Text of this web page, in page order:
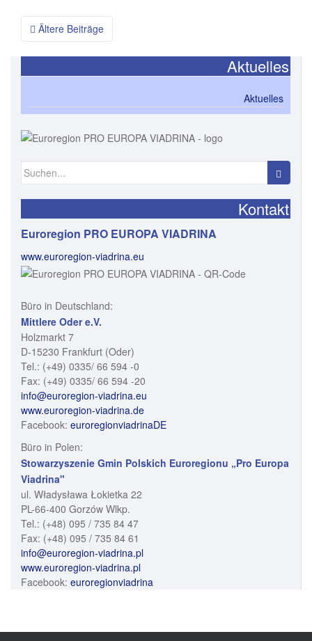
Beitragsnavigation
Ältere Beiträge
Aktuelles
Aktuelles
Suchen nach:
Kontakt
Euroregion PRO EUROPA VIADRINA
www.euroregion-viadrina.eu
Büro in Deutschland:
Mittlere Oder e.V.
Holzmarkt 7
D-15230 Frankfurt (Oder)
Tel.: (+49) 0335/ 66 594 -0
Fax: (+49) 0335/ 66 594 -20
info@euroregion-viadrina.eu
www.euroregion-viadrina.de
Facebook: euroregionviadrinaDE
Büro in Polen:
Stowarzyszenie Gmin Polskich Euroregionu „Pro Europa
Viadrina"
ul. Władysława Łokietka 22
PL-66-400 Gorzów Wlkp.
Tel.: (+48) 095 / 735 84 47
Fax: (+48) 095 / 735 84 61
info@euroregion-viadrina.pl
www.euroregion-viadrina.pl
Facebook: euroregionviadrina